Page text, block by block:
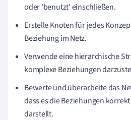
oder 'benutzt' einschließen.
Erstelle Knoten für jedes
Beziehung im Netz.
Verwende eine hierarchische
komplexe Beziehungen
Bewerte und überarbeite das
dass es die Beziehungen
darstellt.